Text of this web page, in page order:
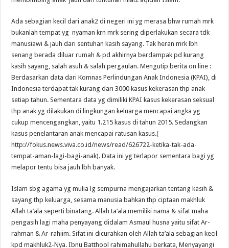
Ada sebagian kecil dari anak2 di negeri ini yg merasa bhw rumah mrk
bukanlah tempat yg nyaman krn mrk sering diperlakukan secara tdk
manusiawi & jauh dari sentuhan kasih sayang. Tak heran mrk lbh
senang berada diluar rumah & pd akhirnya berdampak pd kurang
kasih sayang, salah asuh & salah pergaulan. Mengutip berita on line :
Berdasarkan data dari Komnas Perlindungan Anak Indonesia (KPAI), di
Indonesia terdapat tak kurang dari 3000 kasus kekerasan thp anak
setiap tahun. Sementara data yg dimiliki KPAI kasus kekerasan seksual
thp anak yg dilakukan di lingkungan keluarga mencapai angka yg
cukup mencengangkan, yaitu 1.215 kasus di tahun 2015. Sedangkan
kasus penelantaran anak mencapai ratusan kasus.(
http://fokus.news.viva.co.id/news/read/626722-ketika-tak-ada-
tempat-aman-lagi-bagi-anak). Data ini yg terlapor sementara bagi yg
melapor tentu bisa jauh lbh banyak.
Islam sbg agama yg mulia lg sempurna mengajarkan tentang kasih &
sayang thp keluarga, sesama manusia bahkan thp ciptaan makhluk
Allah ta’ala seperti binatang. Allah ta’ala memiliki nama & sifat maha
pengasih lagi maha penyayang didalam Asmaul husna yaitu sifat Ar-
rahman & Ar-rahiim. Sifat ini dicurahkan oleh Allah ta’ala sebagian kecil
kpd makhluk2-Nya. Ibnu Batthool rahimahullahu berkata, Menyayangi